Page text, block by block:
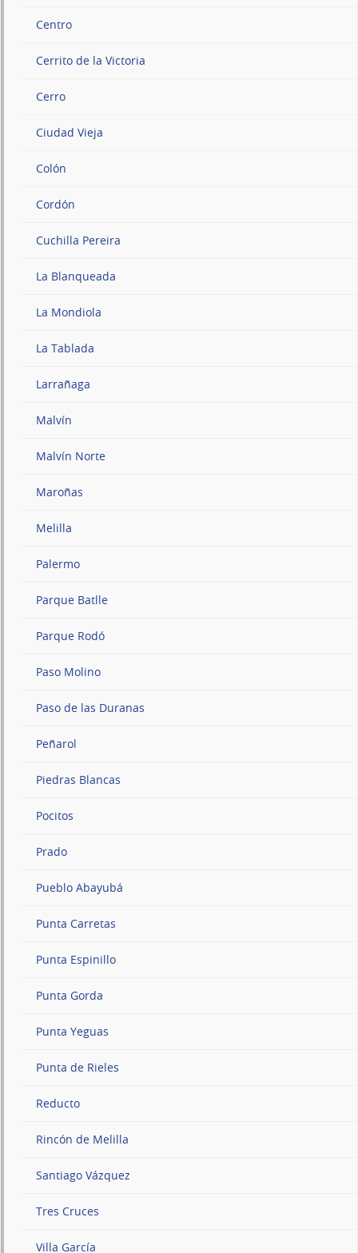
Centro
Cerrito de la Victoria
Cerro
Ciudad Vieja
Colón
Cordón
Cuchilla Pereira
La Blanqueada
La Mondiola
La Tablada
Larrañaga
Malvín
Malvín Norte
Maroñas
Melilla
Palermo
Parque Batlle
Parque Rodó
Paso Molino
Paso de las Duranas
Peñarol
Piedras Blancas
Pocitos
Prado
Pueblo Abayubá
Punta Carretas
Punta Espinillo
Punta Gorda
Punta Yeguas
Punta de Rieles
Reducto
Rincón de Melilla
Santiago Vázquez
Tres Cruces
Villa García